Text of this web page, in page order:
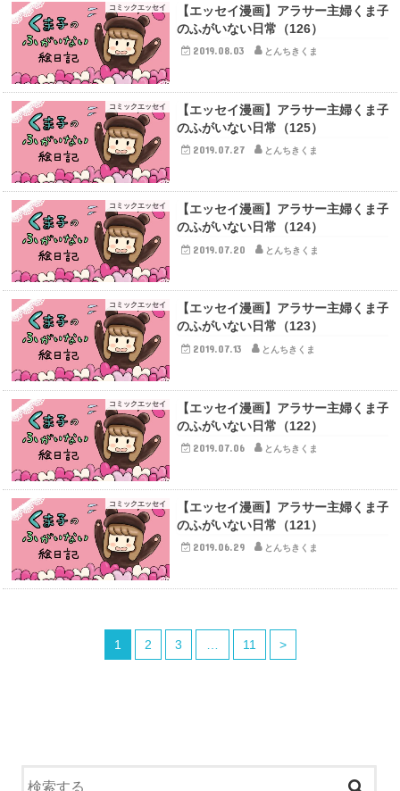
コミックエッセイ
【エッセイ漫画】アラサー主婦くま子
のふがいない日常（126）
2019.08.03 とんちきくま
コミックエッセイ
【エッセイ漫画】アラサー主婦くま子
のふがいない日常（125）
2019.07.27 とんちきくま
コミックエッセイ
【エッセイ漫画】アラサー主婦くま子
のふがいない日常（124）
2019.07.20 とんちきくま
コミックエッセイ
【エッセイ漫画】アラサー主婦くま子
のふがいない日常（123）
2019.07.13 とんちきくま
コミックエッセイ
【エッセイ漫画】アラサー主婦くま子
のふがいない日常（122）
2019.07.06 とんちきくま
コミックエッセイ
【エッセイ漫画】アラサー主婦くま子
のふがいない日常（121）
2019.06.29 とんちきくま
1 2 3 … 11 >